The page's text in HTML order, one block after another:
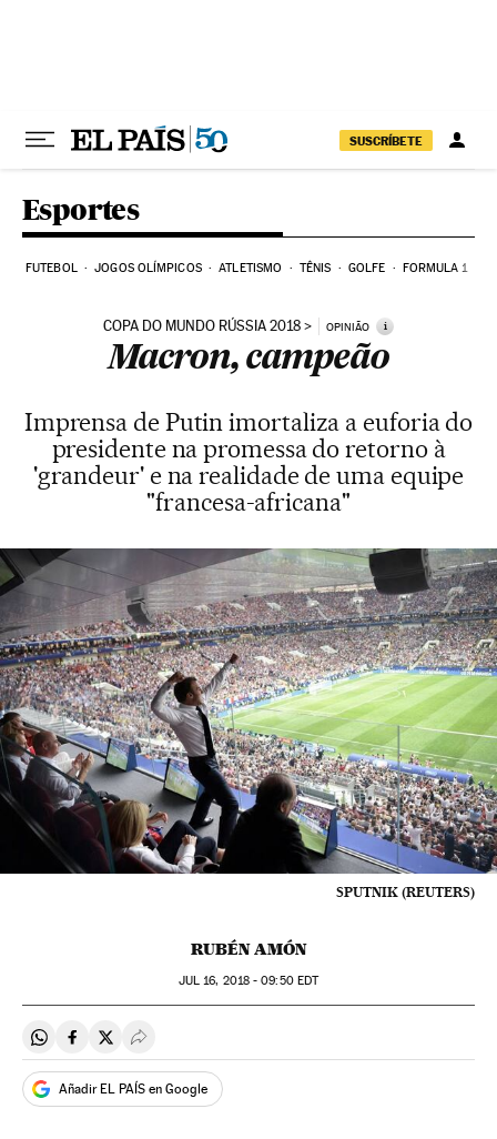
SUSCRÍBETE
Esportes
FUTEBOL JOGOS OLÍMPICOS ATLETISMO TÊNIS GOLFE FORMULA 1
COPA DO MUNDO RÚSSIA 2018 OPINIÃO i
Macron, campeão
Imprensa de Putin imortaliza a euforia do
presidente na promessa do retorno à
'grandeur' e na realidade de uma equipe
"francesa-africana"
SPUTNIK (REUTERS)
RUBÉN AMÓN
JUL 16, 2018 - 09:50EDT
Compartir en Whatsapp
Compartir en Facebook
Compartir en Twitter
Desplegar Redes Sociales
Añadir EL PAÍS en Google